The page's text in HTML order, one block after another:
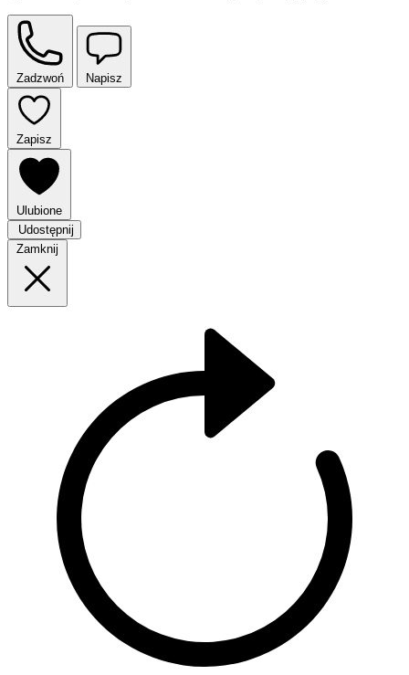
Zadzwoń Napisz
Zapisz
Ulubione
Udostępnij
Zamknij